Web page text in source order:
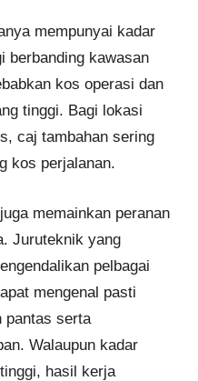
mempunyai kadar
berbanding kawasan
kos operasi dan
tinggi. Bagi lokasi
caj tambahan sering
kos perjalanan.
memainkan peranan
Juruteknik yang
pelbagai
mengenal pasti
pantas serta
Walaupun kadar
hasil kerja